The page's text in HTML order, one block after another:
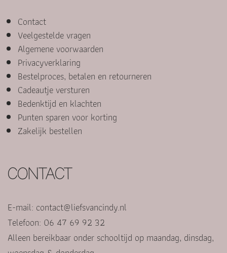
Contact
Veelgestelde vragen
Algemene voorwaarden
Privacyverklaring
Bestelproces, betalen en retourneren
Cadeautje versturen
Bedenktijd en klachten
Punten sparen voor korting
Zakelijk bestellen
CONTACT
E-mail: contact@liefsvancindy.nl
Telefoon: 06 47 69 92 32
Alleen bereikbaar onder schooltijd op maandag, dinsdag,